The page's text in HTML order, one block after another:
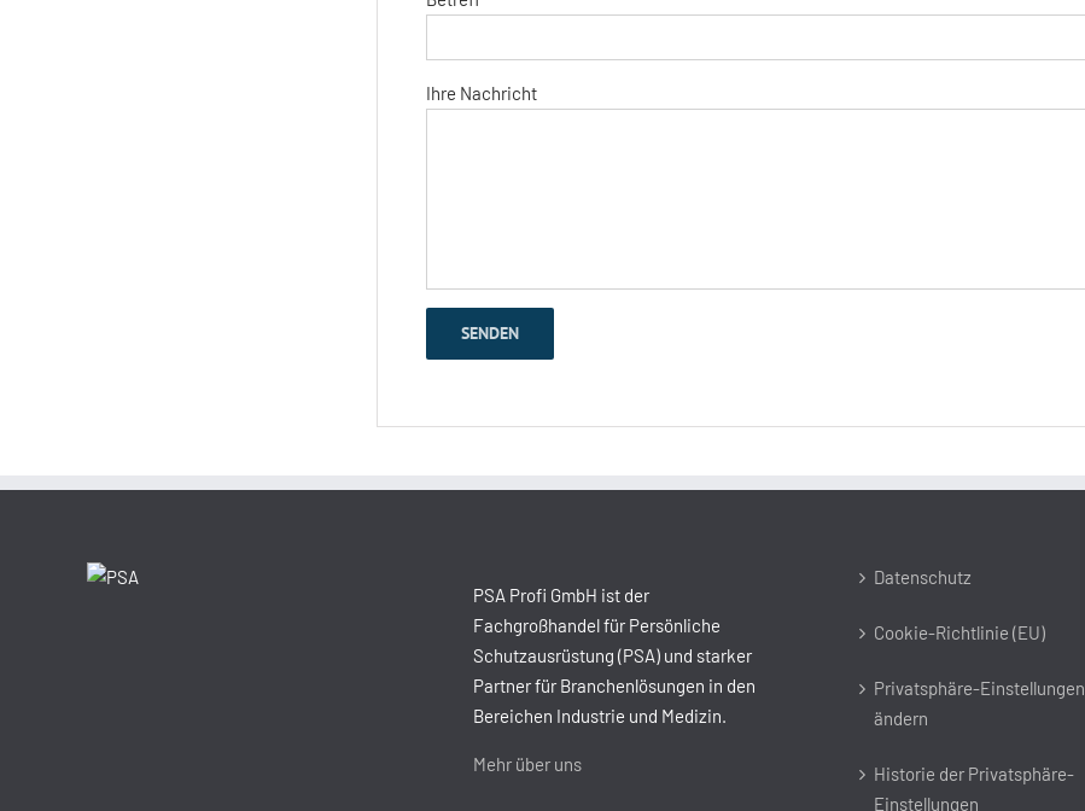
Ihre Nachricht
PSA Profi GmbH ist der
Fachgroßhandel für Persönliche
Schutzausrüstung (PSA) und starker
Partner für Branchenlösungen in den
Bereichen Industrie und Medizin.
Mehr über uns
Datenschutz
Cookie-Richtlinie (EU)
Privatsphäre-Einstellungen
ändern
Historie der Privatsphäre-
Einstellungen